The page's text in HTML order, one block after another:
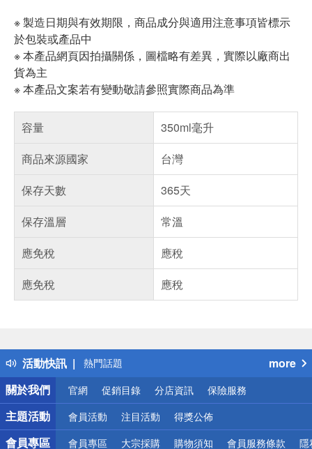
※ 製造日期與有效期限，商品成分與適用注意事項皆標示
於包裝或產品中
※ 本產品網頁因拍攝關係，圖檔略有差異，實際以廠商出
貨為主
※ 本產品文案若有變動敬請參照實際商品為準
容量
350ml毫升
商品來源國家
台灣
保存天數
365天
保存溫層
常溫
應免稅
應稅
應免稅
應稅
活動快訊
得獎公告
熱門話題
銀行優惠
偏遠地區配送
詐騙網頁！請小心！
more
關於我們
官網 促銷目錄 分店資訊 保險服務
主題活動 會員活動 注目活動 得獎公佈
會員專區 會員專區 大宗採購 購物須知 會員服務條款 隱